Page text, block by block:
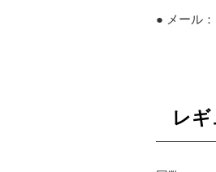
● メール
レ